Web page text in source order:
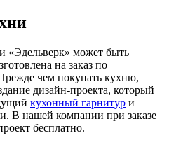
«Эдельверк» может быть
на заказ по
чем покупать кухню,
дизайн-проекта, который
кухонный гарнитур и
В нашей компании при заказе
бесплатно.